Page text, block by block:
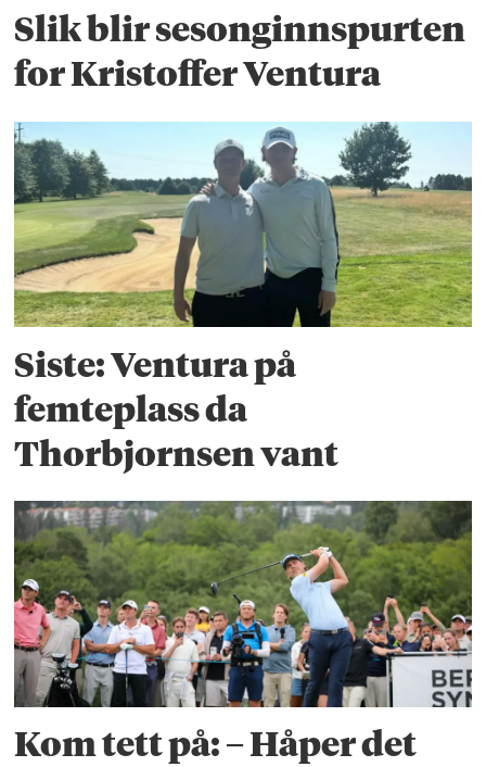
Slik blir sesonginnspurten
for Kristoffer Ventura
Siste: Ventura på
femteplass da
Thorbjornsen vant
Kom tett på: – Håper det